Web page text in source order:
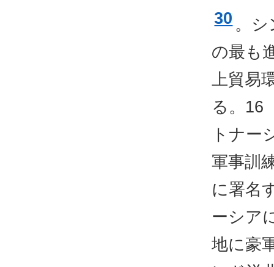
30 。
の最も
上貿易
る。16
トナー
軍事訓
に署名
ーシア
地に豪